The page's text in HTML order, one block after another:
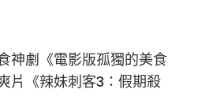
神劇《電影版孤獨的美食
片《辣妹刺客3：假期殺